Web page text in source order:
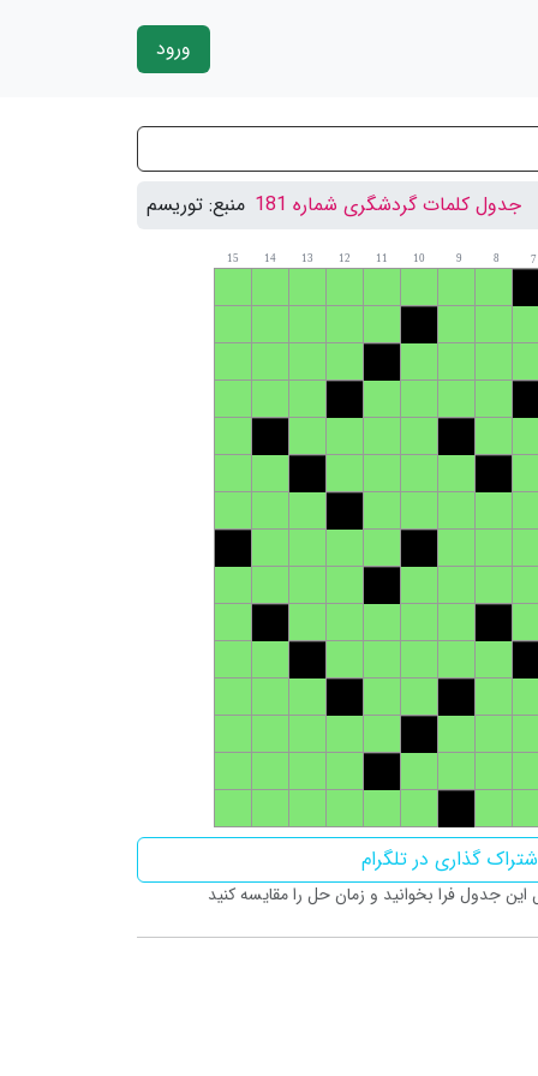
ورود
جدول کلمات گردشگری شماره 181 منبع: توریسم
7
8
9
10
11
12
13
14
15
گذاری در تلگرام
جدول فرا بخوانید و زمان حل را مقایسه کنید